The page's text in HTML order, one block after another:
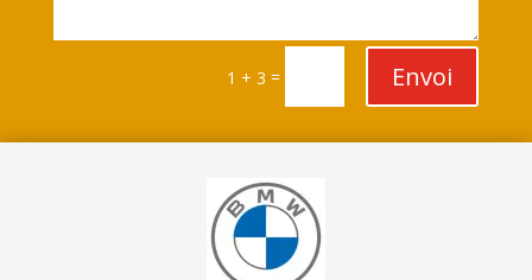
1 + 3 = Envoi